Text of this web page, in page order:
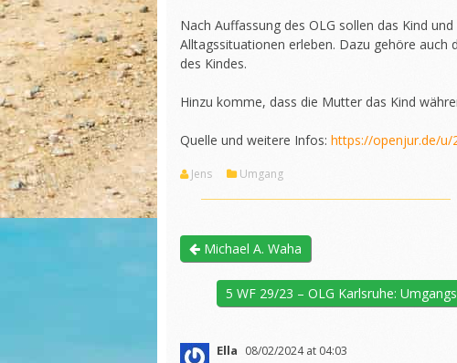
Nach Auffassung des OLG sollen das Kind
Alltagssituationen erleben. Dazu gehöre auch
des Kindes.
Hinzu komme, dass die Mutter das Kind
Quelle und weitere Infos: https://openjur.de/u/
Jens Umgang
Michael A. Waha
5 WF 29/23 – OLG Karlsruhe:
Ella 08/02/2024 at 04:03